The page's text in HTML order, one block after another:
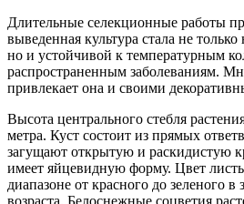
Длительные селекционные работы
выведенная культура стала не
но и устойчивой к температурным
распространенным заболеваниям.
привлекает она и своими
Высота центрального стебля
метра. Куст состоит из прямых
загущают открытую и раскидистую
имеет яйцевидную форму. Цвет
диапазоне от красного до зеленого в
возраста. Белоснежные соцветия